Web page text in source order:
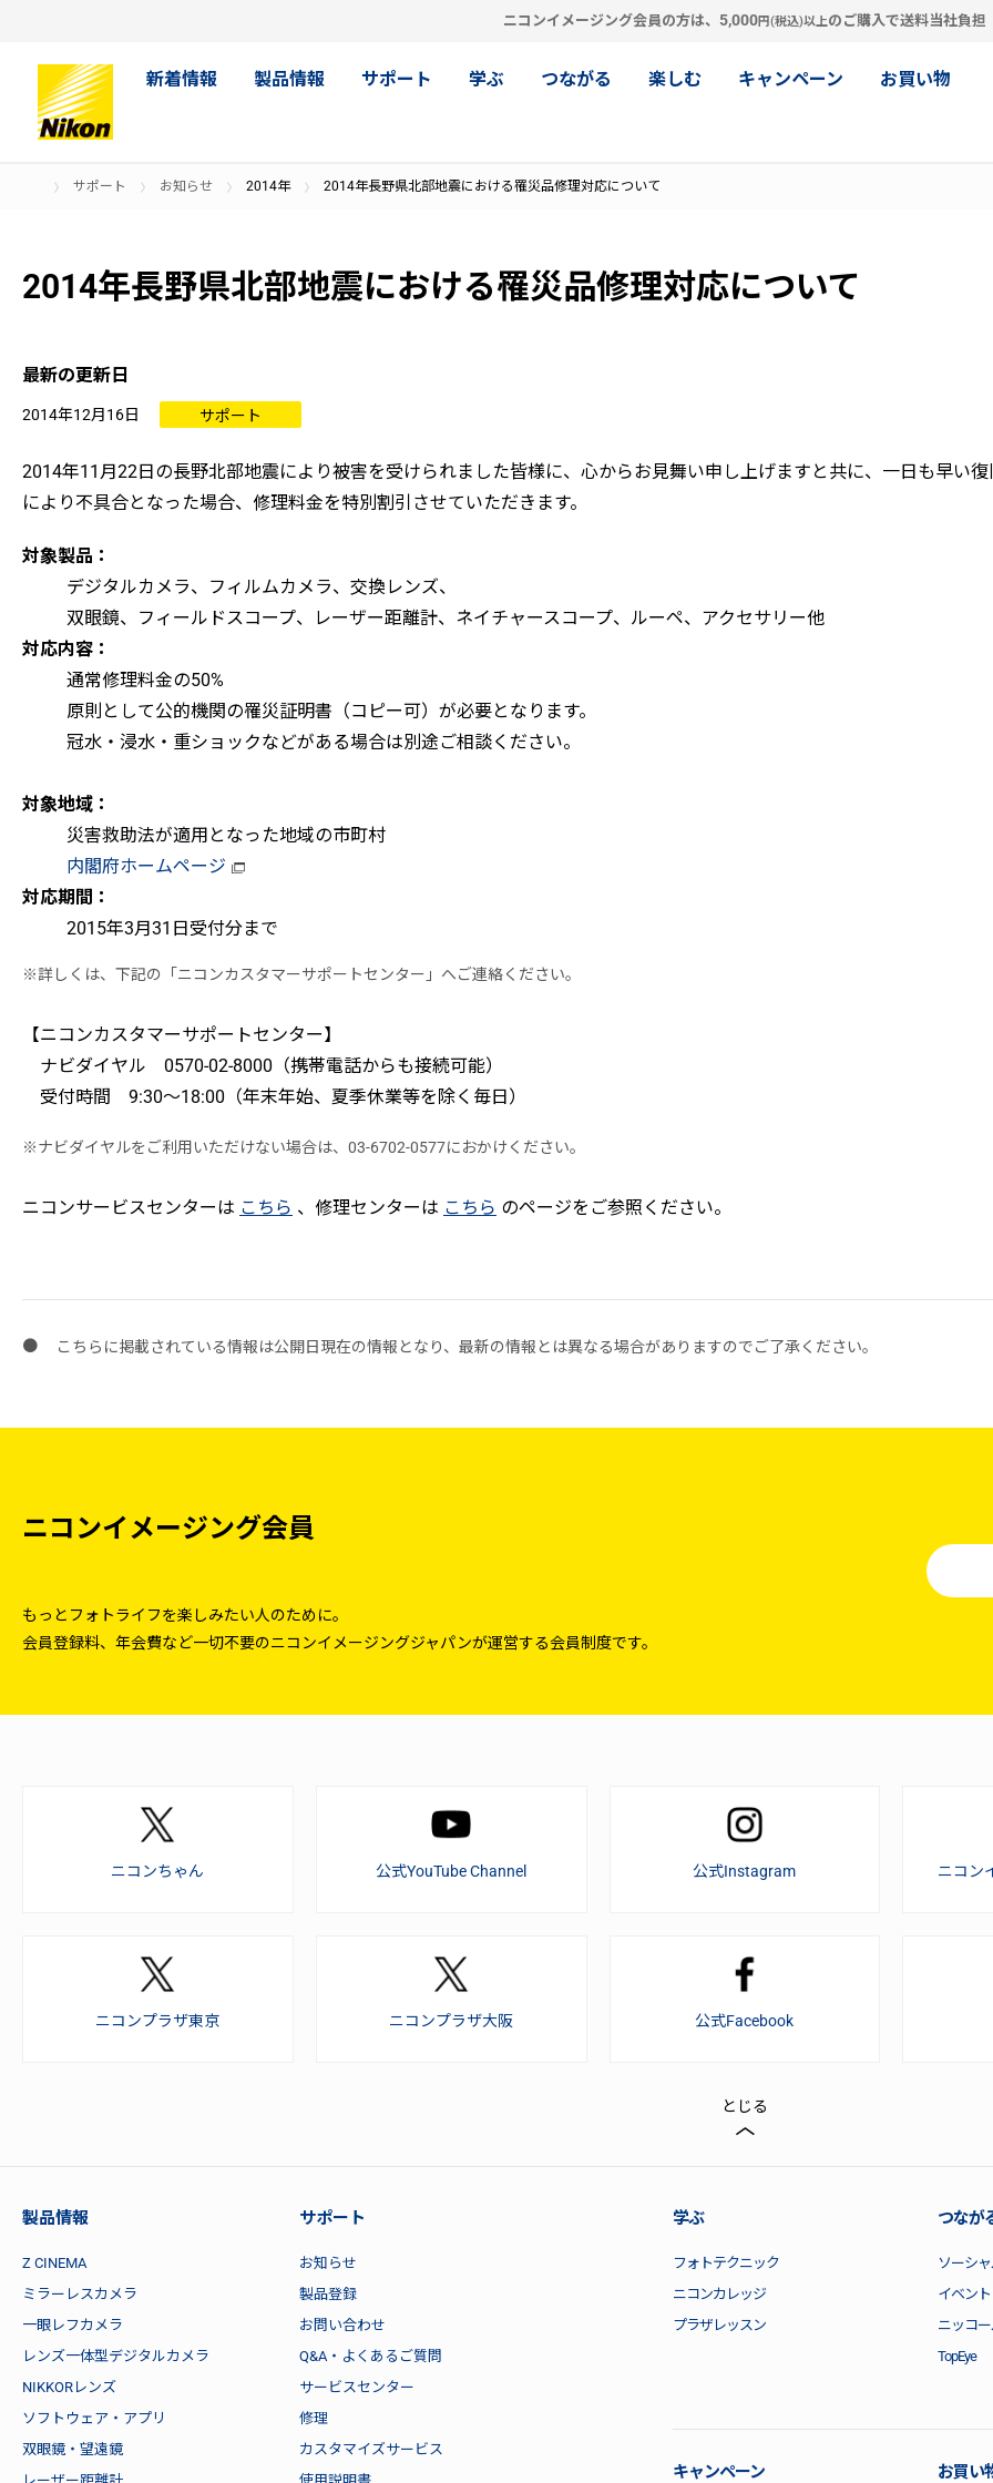
ニコンイメージング会員の方は、 5,000円(税込)以上のご購入で送料当社負担
新着情報 製品情報 サポート 学ぶ つながる 楽しむ キャンペーン お買い物
サポート お知らせ 2014年 2014年長野県北部地震における罹災品修理対応について
2014年長野県北部地震における罹災品修理対応について
最新の更新日
2014年12月16日 サポート
2014年11月22日の長野北部地震により被害を受けられました皆様に、心からお見舞い申し上げますと共に、一日も早い
により不具合となった場合、修理料金を特別割引させていただきます。
対象製品：
デジタルカメラ、フィルムカメラ、交換レンズ、
双眼鏡、フィールドスコープ、レーザー距離計、ネイチャースコープ、ルーペ、アクセサリー他
対応内容：
通常修理料金の50%
原則として公的機関の罹災証明書（コピー可）が必要となります。
冠水・浸水・重ショックなどがある場合は別途ご相談ください。
対象地域：
災害救助法が適用となった地域の市町村
内閣府ホームページ
対応期間：
2015年3月31日受付分まで
※詳しくは、下記の「ニコンカスタマーサポートセンター」へご連絡ください。
【ニコンカスタマーサポートセンター】
ナビダイヤル 0570-02-8000（携帯電話からも接続可能）
受付時間 9:30～18:00（年末年始、夏季休業等を除く毎日）
※ナビダイヤルをご利用いただけない場合は、03-6702-0577におかけください。
ニコンサービスセンターは こちら 、修理センターは こちら のページをご参照ください。
こちらに掲載されている情報は公開日現在の情報となり、最新の情報とは異なる場合がありますのでご了承ください。
ニコンイメージング会員
もっとフォトライフを楽しみたい人のために。
会員登録料、年会費など一切不要のニコンイメージングジャパンが運営する会員制度です。
ニコンちゃん 公式YouTube Channel 公式Instagram ニコン
ニコンプラザ東京 ニコンプラザ大阪 公式Facebook
とじる
製品情報
Z CINEMA
ミラーレスカメラ
一眼レフカメラ
レンズ一体型デジタルカメラ
NIKKORレンズ
ソフトウェア・アプリ
双眼鏡・望遠鏡
サポート
お知らせ
製品登録
お問い合わせ
Q&A・よくあるご質問
サービスセンター
修理
カスタマイズサービス
学ぶ
フォトテクニック
ニコンカレッジ
プラザレッスン
つなが
ソーシ
イベント
ニッコ
TopEye
キャンペーン お買い